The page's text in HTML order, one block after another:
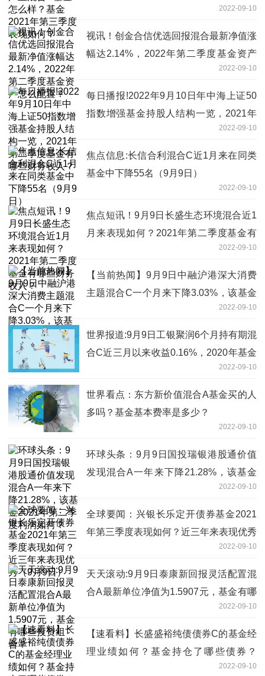
2022-09-10
视讯！创金合信优选回报混合最新净值涨
幅达2.14%，2022年第二季度基金资产
2022-09-10
每日播报!2022年9月10日年中海上证50
指数增强基金持股人结构一览，2021年
2022-09-10
焦点信息:长信合利混合C近1月来在同类
基金中下降55名（9月9日）
2022-09-10
焦点短讯！9月9日长盛生态环境混合近1
月来表现如何？2021年第二季度基金有
2022-09-10
【当前热闻】9月9日中融沪港深大消费
主题混合C一个月来下降3.03%，该基金
2022-09-10
世界报道:9月9日工银聚润6个月持有期混
合C近三月以来收益0.16%，2020年基金
2022-09-10
世界看点：东方新价值混合A基金买的人
多吗？基金基本费率是多少？
2022-09-10
环球头条：9月9日国投瑞银港股通价值
发现混合A一年来下降21.28%，该基金
2022-09-10
全球要闻：兴银长乐定开债券基金2021
年第三季度表现如何？近三年来表现优秀
2022-09-10
天天滚动:9月9日泰康新回报灵活配置混
合A最新单位净值为1.5907元，基金有哪
2022-09-10
【速看料】长盛盛裕纯债债券C的基金经
理业绩如何？基金持仓了哪些债券？
2022-09-10